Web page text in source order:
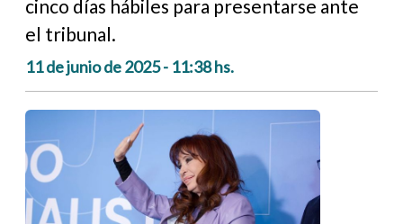
cinco días hábiles para presentarse ante
el tribunal.
11 de junio de 2025 - 11:38 hs.